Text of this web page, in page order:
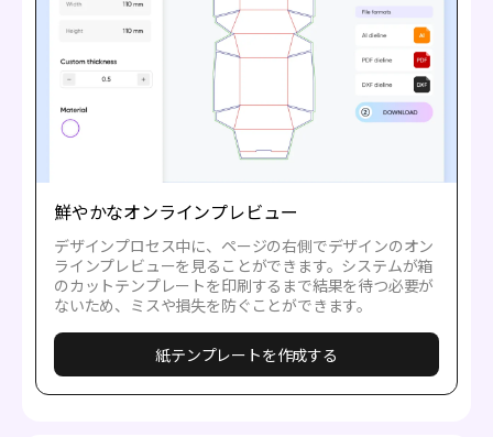
鮮やかなオンラインプレビュー
デザインプロセス中に、ページの右側でデザインのオン
ラインプレビューを見ることができます。システムが箱
のカットテンプレートを印刷するまで結果を待つ必要が
ないため、ミスや損失を防ぐことができます。
紙テンプレートを作成する